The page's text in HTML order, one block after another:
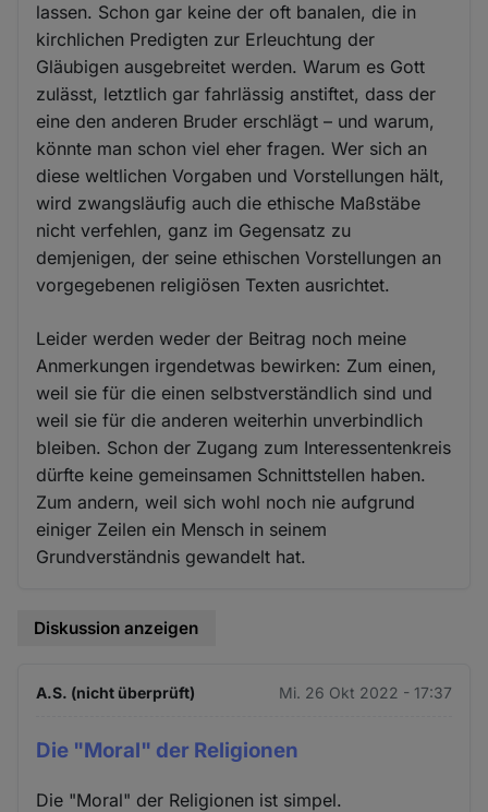
lassen. Schon gar keine der oft banalen, die in
kirchlichen Predigten zur Erleuchtung der
Gläubigen ausgebreitet werden. Warum es Gott
zulässt, letztlich gar fahrlässig anstiftet, dass der
eine den anderen Bruder erschlägt – und warum,
könnte man schon viel eher fragen. Wer sich an
diese weltlichen Vorgaben und Vorstellungen hält,
wird zwangsläufig auch die ethische Maßstäbe
nicht verfehlen, ganz im Gegensatz zu
demjenigen, der seine ethischen Vorstellungen an
vorgegebenen religiösen Texten ausrichtet.
Leider werden weder der Beitrag noch meine
Anmerkungen irgendetwas bewirken: Zum einen,
weil sie für die einen selbstverständlich sind und
weil sie für die anderen weiterhin unverbindlich
bleiben. Schon der Zugang zum Interessentenkreis
dürfte keine gemeinsamen Schnittstellen haben.
Zum andern, weil sich wohl noch nie aufgrund
einiger Zeilen ein Mensch in seinem
Grundverständnis gewandelt hat.
Diskussion anzeigen
A.S. (nicht überprüft) Mi. 26 Okt 2022 - 17:37
Die "Moral" der Religionen
Die "Moral" der Religionen ist simpel.